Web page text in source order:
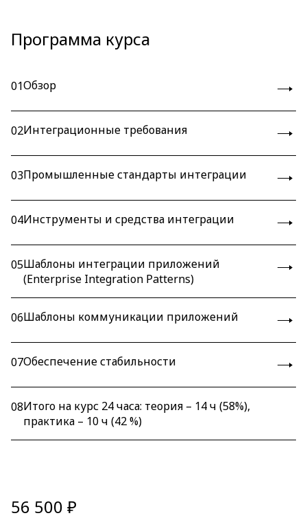
Программа курса
01Обзор
02Интеграционные требования
03Промышленные стандарты интеграции
04Инструменты и средства интеграции
05Шаблоны интеграции приложений
(Enterprise Integration Patterns)
06Шаблоны коммуникации приложений
07Обеспечение стабильности
08Итого на курс 24 часа: теория – 14 ч (58%),
практика – 10 ч (42 %)
56 500 ₽